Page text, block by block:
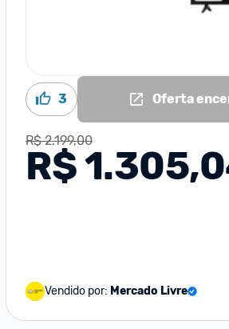
3 Oferta
R$ 2.199,00
R$
Vendido por: Mercado Livre